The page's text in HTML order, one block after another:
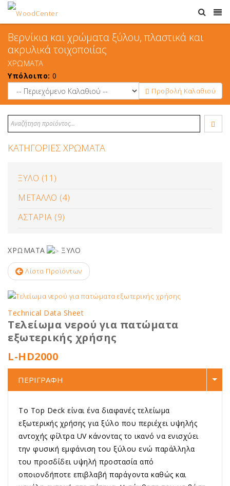
Βερνίκια και χρώματα ξύλου, πλαστικά και
ακρυλικά τοιχοποιίας
ΧΡΩΜΑΤΑ
Υπόλοιπο: 0
Προβολή Καλαθιού
ΚΑΤΗΓΟΡΙΕΣ ΧΡΩΜΑΤΑ
ΞΥΛΟ (11)
ΜΕΤΑΛΛΟ (4)
ΑΣΤΑΡΙΑ (9)
ΧΡΩΜΑΤΑ ΞΥΛΟ
Λίστα Προϊόντων
Technical Data Sheet
Τελείωμα νερού για πατώματα
εξωτερικής χρήσης
L-HD2000
ΠΕΡΙΓΡΑΦΗ
Το Top Deck είναι ένα διαφανές τελείωμα
εξωτερικής χρήσης για ξύλο που περιέχει υψηλής
αντοχής φίλτρα UV κάνοντας το ικανό να ενισχύει
την φυσική εμφάνιση του ξύλου ενώ παράλληλα
του προσδίδει υψηλή προστασία από
οποιονδήποτε επιβλαβή παράγοντα καθώς και